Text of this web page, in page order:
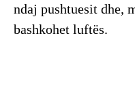
ndaj pushtuesit dhe,
bashkohet luftës.